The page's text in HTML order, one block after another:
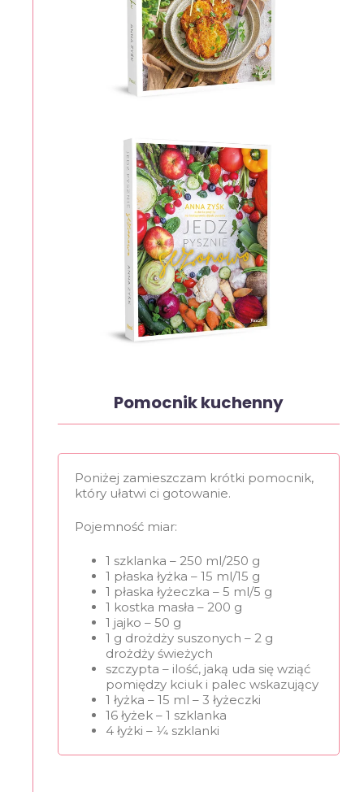
Pomocnik kuchenny
Poniżej zamieszczam krótki pomocnik,
który ułatwi ci gotowanie.
Pojemność miar:
1 szklanka – 250 ml/250 g
1 płaska łyżka – 15 ml/15 g
1 płaska łyżeczka – 5 ml/5 g
1 kostka masła – 200 g
1 jajko – 50 g
1 g drożdży suszonych – 2 g
drożdży świeżych
szczypta – ilość, jaką uda się wziąć
pomiędzy kciuk i palec wskazujący
1 łyżka – 15 ml – 3 łyżeczki
16 łyżek – 1 szklanka
4 łyżki – 1⁄4 szklanki